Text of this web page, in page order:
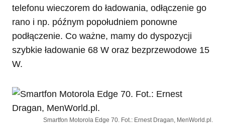
telefonu wieczorem do ładowania, odłączenie go
rano i np. późnym popołudniem ponowne
podłączenie. Co ważne, mamy do dyspozycji
szybkie ładowanie 68 W oraz bezprzewodowe 15
W.
Smartfon Motorola Edge 70. Fot.: Ernest Dragan, MenWorld.pl.